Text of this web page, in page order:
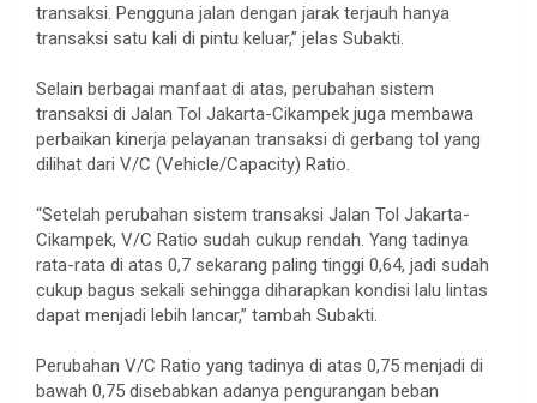
transaksi. Pengguna jalan dengan jarak terjauh hanya
transaksi satu kali di pintu keluar,” jelas Subakti.
Selain berbagai manfaat di atas, perubahan sistem
transaksi di Jalan Tol Jakarta-Cikampek juga membawa
perbaikan kinerja pelayanan transaksi di gerbang tol yang
dilihat dari V/C (Vehicle/Capacity) Ratio.
“Setelah perubahan sistem transaksi Jalan Tol Jakarta-
Cikampek, V/C Ratio sudah cukup rendah. Yang tadinya
rata-rata di atas 0,7 sekarang paling tinggi 0,64, jadi sudah
cukup bagus sekali sehingga diharapkan kondisi lalu lintas
dapat menjadi lebih lancar,” tambah Subakti.
Perubahan V/C Ratio yang tadinya di atas 0,75 menjadi di
bawah 0,75 disebabkan adanya pengurangan beban